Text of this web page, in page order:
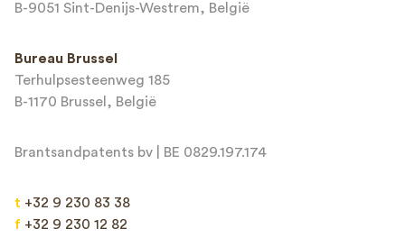
B-9051 Sint-Denijs-Westrem, België
Bureau Brussel
Terhulpsesteenweg 185
B-1170 Brussel, België
Brantsandpatents bv | BE 0829.197.174
t +32 9 230 83 38
f +32 9 230 12 82